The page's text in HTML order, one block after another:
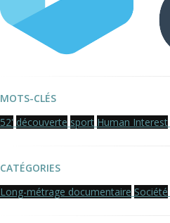
MOTS-CLÉS
52' découverte sport Human Interest
CATÉGORIES
Long-métrage documentaire Société